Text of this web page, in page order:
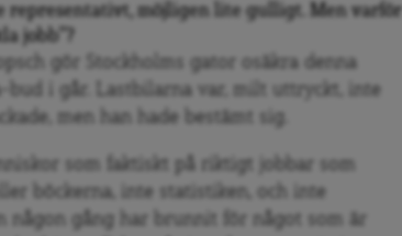
representativt, möjligen lite gulligt. Men varför
jobb”?
gör Stockholms gator osäkra denna
bud i går. Lastbilarna var, milt uttryckt, inte
men han hade bestämt sig.
som faktiskt på riktigt jobbar som
böckerna, inte statistiken, och inte
n ågon g ång har brunnit för n ågot som är